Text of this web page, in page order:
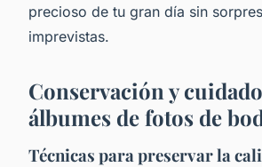
precioso de tu gran día sin
imprevistas.
Conservación y
álbumes de fotos de
Técnicas para preservar la